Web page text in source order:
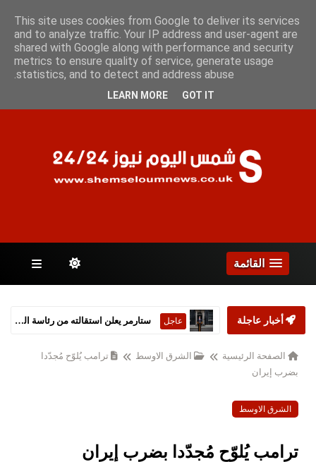
الجمعة 7 أغسطس 2026
الصفحات
القائمة
أخبار عاجلة عاجل ستارمر يعلن استقالته من رئاسة الحكومة البريطانية
الصفحة الرئيسية الشرق الاوسط
ترامب يُلوّح مُجدّدا
بضرب إيران
الشرق الاوسط
ترامب يُلوّح مُجدّدا بضرب إيران
This site uses cookies from Google to deliver its services
and to analyze traffic. Your IP address and user-agent are
shared with Google along with performance and security
metrics to ensure quality of service, generate usage
statistics, and to detect and address abuse.
LEARN MORE GOT IT